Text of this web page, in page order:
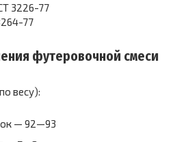
3226-77
77
футеровочной смеси
весу):
— 92—93